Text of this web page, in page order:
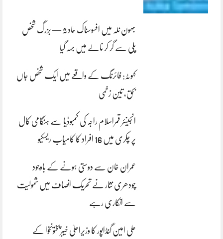
بھون نلہ میں افسوسناک حادثہ — بزرگ شخص
پلی سے گر کر نالے میں بہہ گیا
کہوٹہ: فائرنگ کے واقعے میں ایک شخص جاں
بحق، تین زخمی
انجینئر قمراسلام راجہ کی کمبوڈیا سے ہنگامی کال
پر چکری میں 16 افراد کا کامیاب ریسکیو
عمران خان سے دوستی ہونے کے باوجود
چودھری نثار نے تحریک انصاف میں شمولیت
سے انکاری رہے
علی امین گنڈاپور کا وزیراعلیٰ خیبرپختونخوا کے